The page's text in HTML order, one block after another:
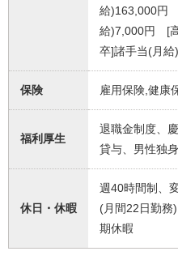
給)163,000円
給)7,000円 [
卒]諸手当(月
保険 雇用保険,健康
福利厚生
退職金制度、
貸与、男性独
休日・休暇
週40時間制、
(月間22日勤
期休暇